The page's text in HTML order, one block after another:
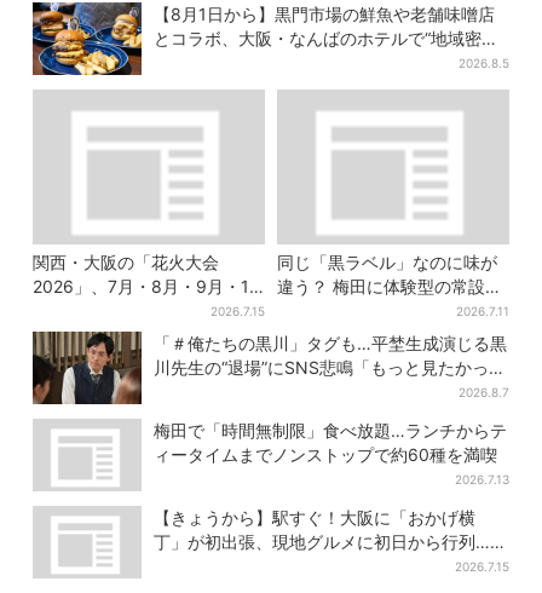
【8月1日から】黒門市場の鮮魚や老舗味噌店
とコラボ、大阪・なんばのホテルで“地域密
2026.8.5
関西・大阪の「花火大会
2026」、7月・8月・9月・10
2026.7.15
同じ「黒ラベル」なのに味が
違う？ 梅田に体験型の常設
店、“1人2杯まで”で0次会にも
便利
2026.7.11
「＃俺たちの黒川」タグも…平埜生成演じる黒
川先生の“退場”にSNS悲鳴「もっと見たかっ
2026.8.7
梅田で「時間無制限」食べ放題…ランチからテ
ィータイムまでノンストップで約60種を満喫
2026.7.13
【きょうから】駅すぐ！大阪に「おかげ横
丁」が初出張、現地グルメに初日から行列…お
2026.7.15